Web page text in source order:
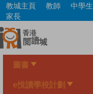
Skip
main
content
教城主頁 教師 中學生
家長
圖書
e悅讀學校計劃